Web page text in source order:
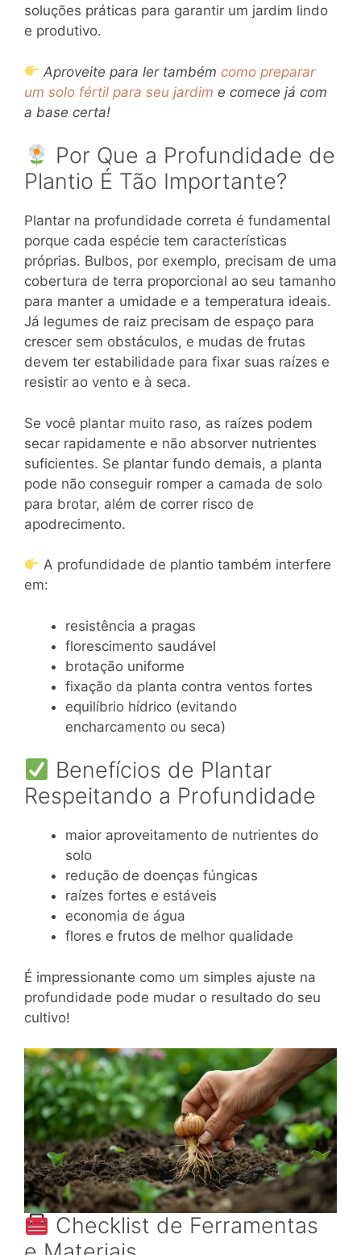
soluções práticas para garantir um jardim lindo
e produtivo.
Aproveite para ler tambémcomo preparar
um solo fértil para seu jardim e comece já com
a base certa!
Por Que a Profundidade de
Plantio É Tão Importante?
Plantar na profundidade correta é fundamental
porque cada espécie tem características
próprias. Bulbos, por exemplo, precisam de uma
cobertura de terra proporcional ao seu tamanho
para manter a umidade e a temperatura ideais.
Já legumes de raiz precisam de espaço para
crescer sem obstáculos, e mudas de frutas
devem ter estabilidade para fixar suas raízes e
resistir ao vento e à seca.
Se você plantar muito raso, as raízes podem
secar rapidamente e não absorver nutrientes
suficientes. Se plantar fundo demais, a planta
pode não conseguir romper a camada de solo
para brotar, além de correr risco de
apodrecimento.
A profundidade de plantio também interfere
em:
resistência a pragas
florescimento saudável
brotação uniforme
fixação da planta contra ventos fortes
equilíbrio hídrico (evitando
encharcamento ou seca)
Benefícios de Plantar
Respeitando a Profundidade
maior aproveitamento de nutrientes do
solo
redução de doenças fúngicas
raízes fortes e estáveis
economia de água
flores e frutos de melhor qualidade
É impressionante como um simples ajuste na
profundidade pode mudar o resultado do seu
cultivo!
Checklist de Ferramentas